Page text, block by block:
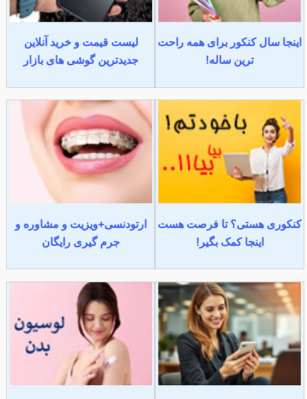
اینجا سال کنکور برای همه راحت
ترین ساله!
لیست قیمت و خرید آنلاین
جدیدترین گوشی های بازار
کنکوری هستی؟ تا فرصت هست
اینجا کمک بگیر!
ارتودنسی+ویزیت و مشاوره و
جرم گیری رایگان